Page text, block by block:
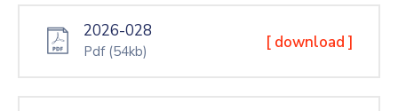
2026-028
Pdf (54kb) [ download ]